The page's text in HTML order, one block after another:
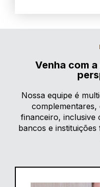
Venha com
Nossa equipe é
financeiro, inclusive
bancos e